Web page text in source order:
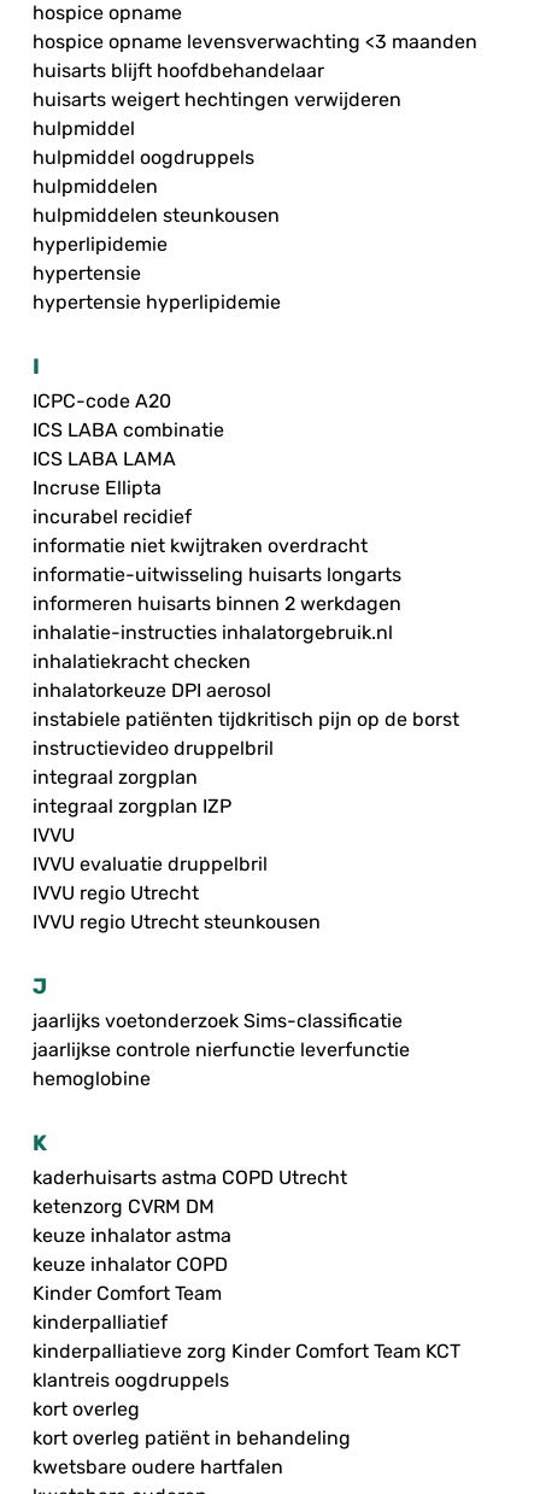
hospice opname
hospice opname levensverwachting <3 maanden
huisarts blijft hoofdbehandelaar
huisarts weigert hechtingen verwijderen
hulpmiddel
hulpmiddel oogdruppels
hulpmiddelen
hulpmiddelen steunkousen
hyperlipidemie
hypertensie
hypertensie hyperlipidemie
I
ICPC-code A20
ICS LABA combinatie
ICS LABA LAMA
Incruse Ellipta
incurabel recidief
informatie niet kwijtraken overdracht
informatie-uitwisseling huisarts longarts
informeren huisarts binnen 2 werkdagen
inhalatie-instructies inhalatorgebruik.nl
inhalatiekracht checken
inhalatorkeuze DPI aerosol
instabiele patiënten tijdkritisch pijn op de borst
instructievideo druppelbril
integraal zorgplan
integraal zorgplan IZP
IVVU
IVVU evaluatie druppelbril
IVVU regio Utrecht
IVVU regio Utrecht steunkousen
J
jaarlijks voetonderzoek Sims-classificatie
jaarlijkse controle nierfunctie leverfunctie
hemoglobine
K
kaderhuisarts astma COPD Utrecht
ketenzorg CVRM DM
keuze inhalator astma
keuze inhalator COPD
Kinder Comfort Team
kinderpalliatief
kinderpalliatieve zorg Kinder Comfort Team KCT
klantreis oogdruppels
kort overleg
kort overleg patiënt in behandeling
kwetsbare oudere hartfalen